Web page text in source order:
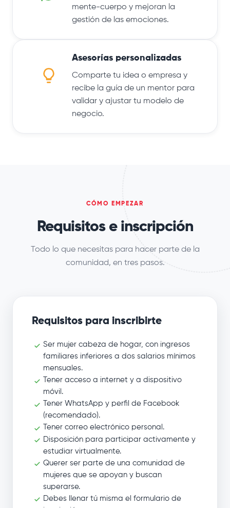
mente-cuerpo y mejoran la
gestión de las emociones.
Asesorías personalizadas
Comparte tu idea o empresa y
recibe la guía de un mentor para
validar y ajustar tu modelo de
negocio.
CÓMO EMPEZAR
Requisitos e inscripción
Todo lo que necesitas para hacer parte de la
comunidad, en tres pasos.
Requisitos para inscribirte
Ser mujer cabeza de hogar, con ingresos
familiares inferiores a dos salarios mínimos
mensuales.
Tener acceso a internet y a dispositivo
móvil.
Tener WhatsApp y perfil de Facebook
(recomendado).
Tener correo electrónico personal.
Disposición para participar activamente y
estudiar virtualmente.
Querer ser parte de una comunidad de
mujeres que se apoyan y buscan
superarse.
Debes llenar tú misma el formulario de